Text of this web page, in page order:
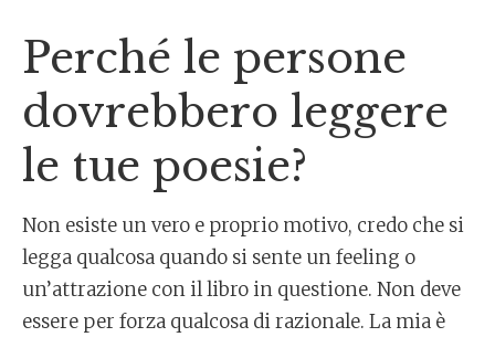
Perché le persone
dovrebbero leggere
le tue poesie?
Non esiste un vero e proprio motivo, credo che si
legga qualcosa quando si sente un feeling o
un’attrazione con il libro in questione. Non deve
essere per forza qualcosa di razionale. La mia è